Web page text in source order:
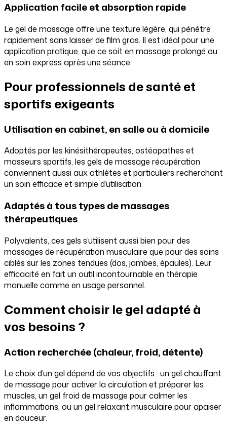
Application facile et absorption rapide
Le gel de massage offre une texture légère, qui pénètre
rapidement sans laisser de film gras. Il est idéal pour une
application pratique, que ce soit en massage prolongé ou
en soin express après une séance.
Pour professionnels de santé et
sportifs exigeants
Utilisation en cabinet, en salle ou à domicile
Adoptés par les kinésithérapeutes, ostéopathes et
masseurs sportifs, les gels de massage récupération
conviennent aussi aux athlètes et particuliers recherchant
un soin efficace et simple d’utilisation.
Adaptés à tous types de massages
thérapeutiques
Polyvalents, ces gels s’utilisent aussi bien pour des
massages de récupération musculaire que pour des soins
ciblés sur les zones tendues (dos, jambes, épaules). Leur
efficacité en fait un outil incontournable en thérapie
manuelle comme en usage personnel.
Comment choisir le gel adapté à
vos besoins ?
Action recherchée (chaleur, froid, détente)
Le choix d’un gel dépend de vos objectifs : un gel chauffant
de massage pour activer la circulation et préparer les
muscles, un gel froid de massage pour calmer les
inflammations, ou un gel relaxant musculaire pour apaiser
en douceur.